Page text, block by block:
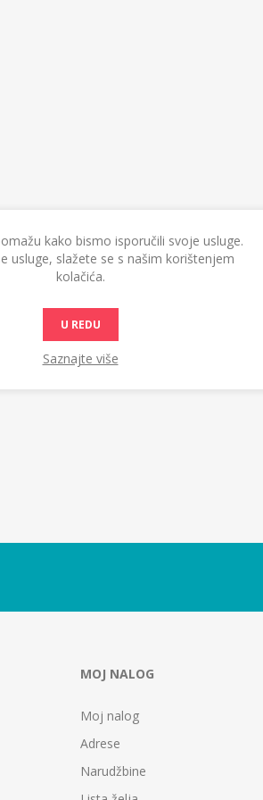
MOJ NALOG
Moj nalog
Adrese
Narudžbine
kako bismo isporučili svoje usluge.
usluge, slažete se s našim korištenjem
kolačića.
U REDU
Saznajte više